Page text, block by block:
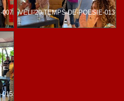
007 VELI-20-TEMPS-DE-POESIE-013
015